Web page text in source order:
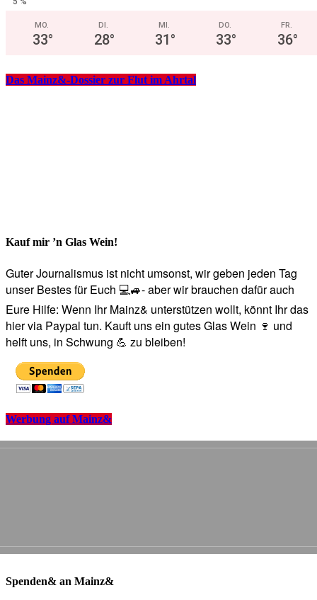
MO.
33°
DI.
28°
MI.
31°
DO.
33°
FR.
36°
Das Mainz&-Dossier zur Flut im Ahrtal
Kauf mir ’n Glas Wein!
Guter Journalismus ist nicht umsonst, wir geben jeden Tag
unser Bestes für Euch 💻🚙- aber wir brauchen dafür auch
Eure Hilfe: Wenn Ihr Mainz& unterstützen wollt, könnt Ihr das
hier via Paypal tun. Kauft uns ein gutes Glas Wein 🍷 und
helft uns, in Schwung 💪 zu bleiben!
Werbung auf Mainz&
Spenden& an Mainz&